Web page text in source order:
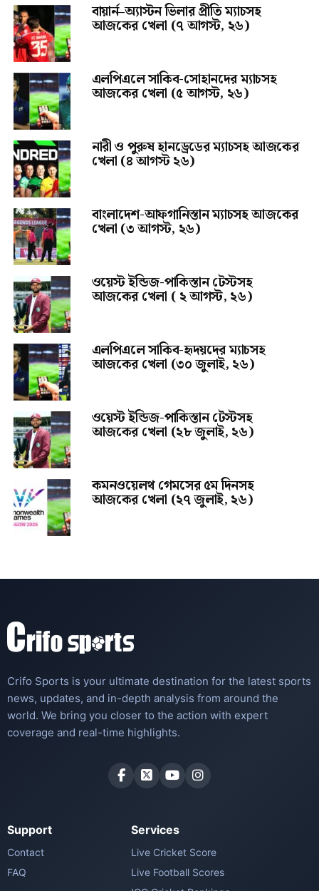
বায়ার্ন–অ্যাস্টন ভিলার প্রীতি ম্যাচসহ
আজকের খেলা (৭ আগস্ট, ২৬)
এলপিএলে সাকিব-সোহানদের ম্যাচসহ
আজকের খেলা (৫ আগস্ট, ২৬)
নারী ও পুরুষ হানড্রেডের ম্যাচসহ আজকের
খেলা (৪ আগস্ট ২৬)
বাংলাদেশ-আফগানিস্তান ম্যাচসহ আজকের
খেলা (৩ আগস্ট, ২৬)
ওয়েস্ট ইন্ডিজ-পাকিস্তান টেস্টসহ
আজকের খেলা ( ২ আগস্ট, ২৬)
এলপিএলে সাকিব-হৃদয়দের ম্যাচসহ
আজকের খেলা (৩০ জুলাই, ২৬)
ওয়েস্ট ইন্ডিজ-পাকিস্তান টেস্টসহ
আজকের খেলা (২৮ জুলাই, ২৬)
কমনওয়েলথ গেমসের ৫ম দিনসহ
আজকের খেলা (২৭ জুলাই, ২৬)
Crifo Sports is your ultimate destination for the latest sports
news, updates, and in-depth analysis from around the
world. We bring you closer to the action with expert
coverage and real-time highlights.
Support
Contact
FAQ
Services
Live Cricket Score
Live Football Scores